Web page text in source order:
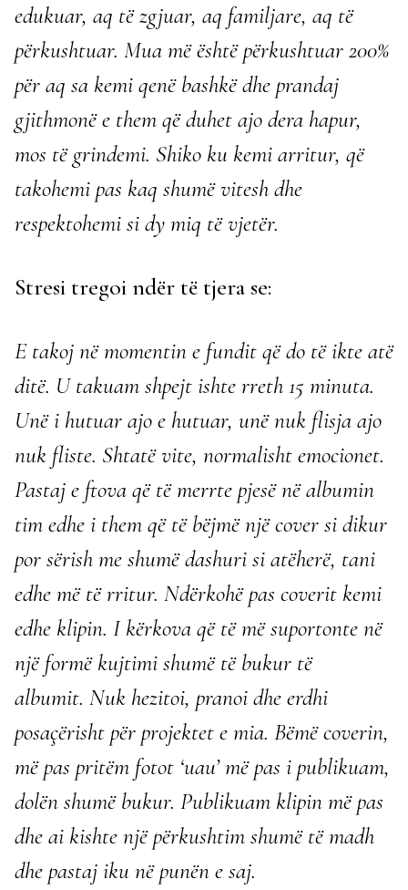
edukuar, aq të zgjuar, aq familjare, aq të
përkushtuar. Mua më është përkushtuar 200%
për aq sa kemi qenë bashkë dhe prandaj
gjithmonë e them që duhet ajo dera hapur,
mos të grindemi. Shiko ku kemi arritur, që
takohemi pas kaq shumë vitesh dhe
respektohemi si dy miq të vjetër.
Stresi tregoi ndër të tjera se:
E takoj në momentin e fundit që do të ikte atë
ditë. U takuam shpejt ishte rreth 15 minuta.
Unë i hutuar ajo e hutuar, unë nuk flisja ajo
nuk fliste. Shtatë vite, normalisht emocionet.
Pastaj e ftova që të merrte pjesë në albumin
tim edhe i them që të bëjmë një cover si dikur
por sërish me shumë dashuri si atëherë, tani
edhe më të rritur. Ndërkohë pas coverit kemi
edhe klipin. I kërkova që të më suportonte në
një formë kujtimi shumë të bukur të
albumit. Nuk hezitoi, pranoi dhe erdhi
posaçërisht për projektet e mia. Bëmë coverin,
më pas pritëm fotot ‘uau’ më pas i publikuam,
dolën shumë bukur. Publikuam klipin më pas
dhe ai kishte një përkushtim shumë të madh
dhe pastaj iku në punën e saj.